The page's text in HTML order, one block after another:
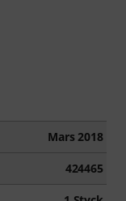
Mars 2018
424465